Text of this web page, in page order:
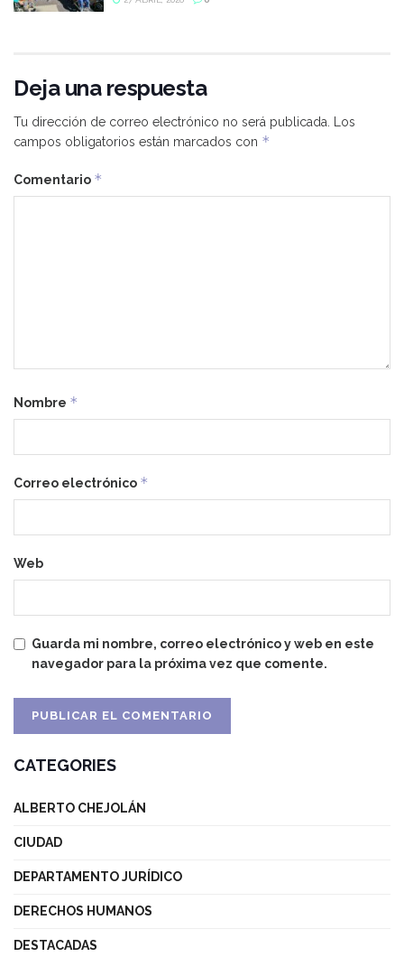
Deja una respuesta
Tu dirección de correo electrónico no será publicada. Los
campos obligatorios están marcados con *
Comentario *
Nombre *
Correo electrónico *
Web
Guarda mi nombre, correo electrónico y web en este
navegador para la próxima vez que comente.
CATEGORIES
ALBERTO CHEJOLÁN
CIUDAD
DEPARTAMENTO JURÍDICO
DERECHOS HUMANOS
DESTACADAS